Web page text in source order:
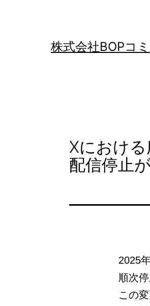
株式会社BOPコ
Xにおけ
配信停止
2025
順次
この